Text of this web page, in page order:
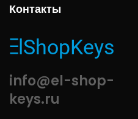
Контакты
info@el-shop-
keys.ru